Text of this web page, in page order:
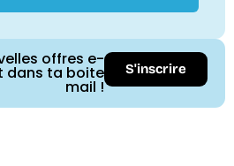
offres e-
dans ta boite
mail !
S'inscrire